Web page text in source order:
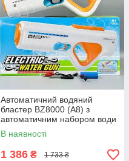
Автоматичний водяний
бластер BZ8000 (A8) з
автоматичним набором води
акумуляторний (46см)
В наявності
1 386 ₴ 1 733 ₴